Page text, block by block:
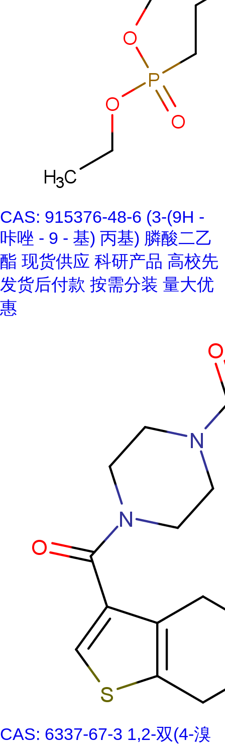
CAS: 915376-48-6 (3-(9H -
咔唑 - 9 - 基) 丙基) 膦酸二乙
酯 现货供应 科研产品 高校先
发货后付款 按需分装 量大优
惠
CAS: 6337-67-3 1,2-双(4-溴